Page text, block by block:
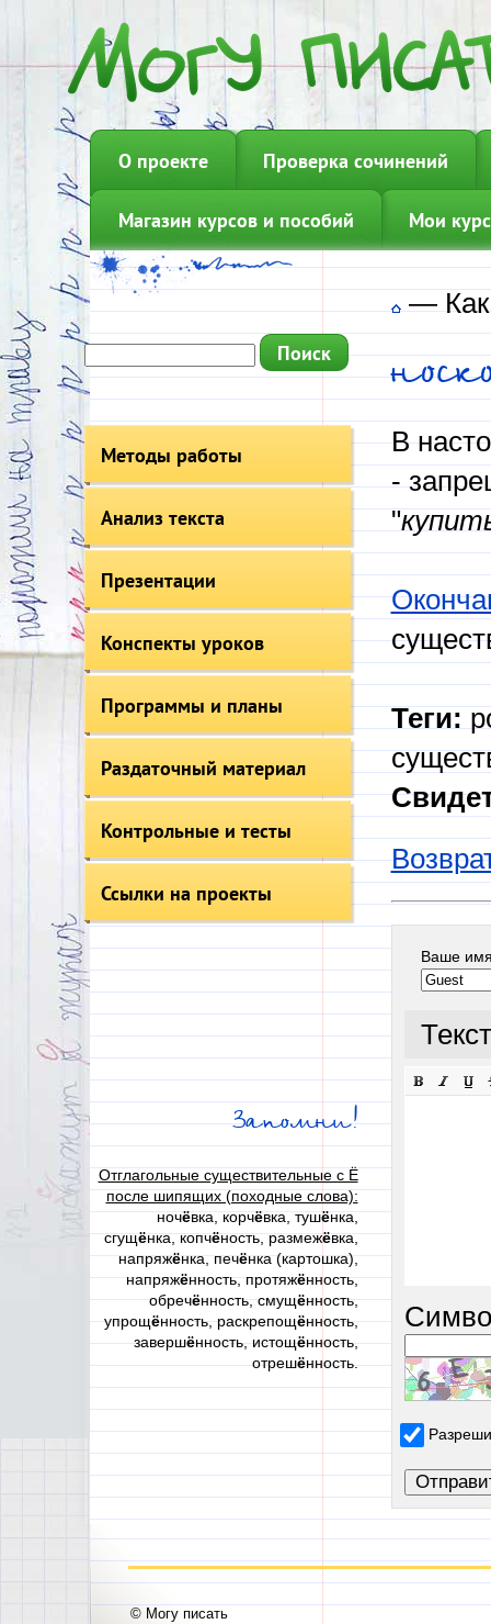
О проекте Проверка сочинений
Магазин курсов и пособий Мои
Методы работы
Анализ текста
Презентации
Конспекты уроков
Программы и планы
Раздаточный материал
Контрольные и тесты
Ссылки на проекты
Запомни!
Отглагольные существительные с Ё
после шипящих (походные слова):
ночёвка, корчёвка, тушёнка,
сгущёнка, копчёность, размежёвка,
напряжёнка, печёнка (картошка),
напряжённость, протяжённость,
обречённость, смущённость,
упрощённость, раскрепощённость,
завершённость, истощённость,
отрешённость.
—
В
-
"
Теги:
Ваше
© Могу писать